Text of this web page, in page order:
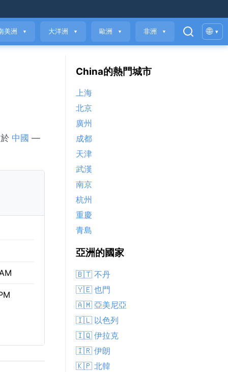
美洲 ▼ 大洋洲 ▼ 歐洲 ▼ 非洲 ▼ 🌐 ▾
中國 —
China的熱門城市
上海
北京
廣州
成都
天津
武漢
南京
杭州
重慶
青島
亞洲的國家
🇧🇹 不丹
🇾🇪 也門
🇦🇲 亞美尼亞
🇮🇱 以色列
🇮🇶 伊拉克
🇮🇷 伊朗
🇰🇵 北韓